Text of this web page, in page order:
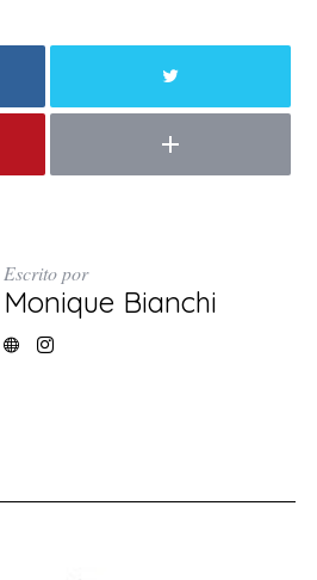
Escrito por
Monique Bianchi